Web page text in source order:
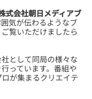
式会社朝日メディアブ
気が伝わるようなブ
覧いただけましたら
として同局の様々な
っています。番組や
が集まるクリエイテ